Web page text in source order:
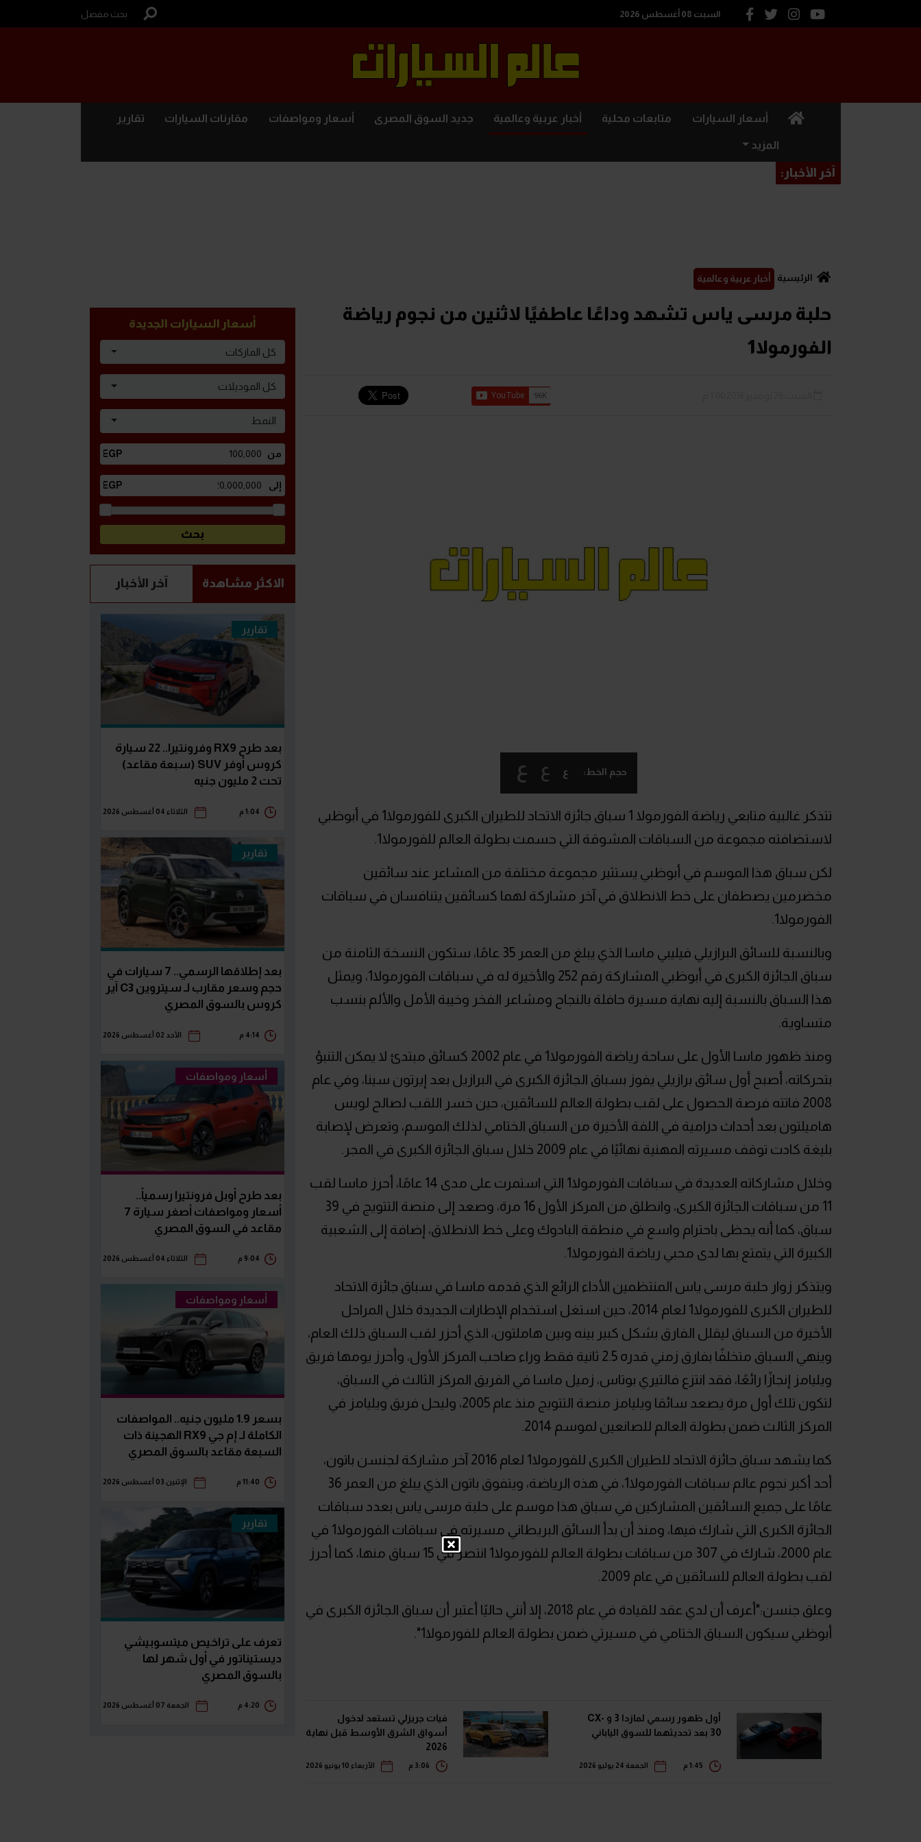
السبت 08 أغسطس 2026 بحث مفصل
(current) أسعار السيارات متابعات محلية أخبار عربية وعالمية جديد السوق المصرى أسعار ومواصفات مقارنات السيارات تقارير
المزيد
آخر الأخبار:
الرئيسية أخبار عربية وعالمية
حلبة مرسى ياس تشهد وداعًا عاطفيًا لاثنين من نجوم رياضة
الفورمولا1
حجم الخط: ع ع ع
تتذكر غالبية متابعي رياضة الفورمولا 1 سباق جائزة الاتحاد للطيران الكبرى للفورمولا1 في أبوظبي
لاستضافته مجموعة من السباقات المشوقة التي حسمت بطولة العالم للفورمولا1.
لكن سباق هذا الموسم في أبوظبي يستثير مجموعة مختلفة من المشاعر عند سائقين
مخضرمين يصطفان على خط الانطلاق في آخر مشاركة لهما كسائقين يتنافسان في سباقات
الفورمولا1.
وبالنسبة للسائق البرازيلي فيليبي ماسا الذي يبلغ من العمر 35 عامًا، ستكون النسخة الثامنة من
سباق الجائزة الكبرى في أبوظبي المشاركة رقم 252 والأخيرة له في سباقات الفورمولا1، ويمثل
هذا السباق بالنسبة إليه نهاية مسيرة حافلة بالنجاح ومشاعر الفخر وخيبة الأمل والألم بنسب
متساوية.
ومنذ ظهور ماسا الأول على ساحة رياضة الفورمولا1 في عام 2002 كسائق مبتدئ لا يمكن التنبؤ
بتحركاته، أصبح أول سائق برازيلي يفوز بسباق الجائزة الكبرى في البرازيل بعد إيرتون سينا، وفي عام
2008 فاتته فرصة الحصول على لقب بطولة العالم للسائقين، حين خسر اللقب لصالح لويس
هاميلتون بعد أحداث درامية في اللفة الأخيرة من السباق الختامي لذلك الموسم، وتعرض لإصابة
بليغة كادت توقف مسيرته المهنية نهائيًا في عام 2009 خلال سباق الجائزة الكبرى في المجر.
وخلال مشاركاته العديدة في سباقات الفورمولا1 التي استمرت على مدى 14 عامًا، أحرز ماسا لقب
11 من سباقات الجائزة الكبرى، وانطلق من المركز الأول 16 مرة، وصعد إلى منصة التتويج في 39
سباق، كما أنه يحظى باحترام واسع في منطقة البادوك وعلى خط الانطلاق، إضافة إلى الشعبية
الكبيرة التي يتمتع بها لدى محبي رياضة الفورمولا1.
ويتذكر زوار حلبة مرسى ياس المنتظمين الأداء الرائع الذي قدمه ماسا في سباق جائزة الاتحاد
للطيران الكبرى للفورمولا1 لعام 2014، حين استغل استخدام الإطارات الجديدة خلال المراحل
الأخيرة من السباق ليقلل الفارق بشكل كبير بينه وبين هاملتون، الذي أحزر لقب السباق ذلك العام،
وينهي السباق متخلفًا بفارق زمني قدره 2.5 ثانية فقط وراء صاحب المركز الأول، وأحرز يومها فريق
ويليامز إنجازًا رائعًا، فقد انتزع فالتيري بوتاس، زميل ماسا في الفريق المركز الثالث في السباق،
لتكون تلك أول مرة يصعد سائقا ويليامز منصة التتويج منذ عام 2005، وليحل فريق ويليامز في
المركز الثالث ضمن بطولة العالم للصانعين لموسم 2014.
كما يشهد سباق جائزة الاتحاد للطيران الكبرى للفورمولا1 لعام 2016 آخر مشاركة لجنسن باتون،
أحد أكبر نجوم عالم سباقات الفورمولا1، في هذه الرياضة، ويتفوق باتون الذي يبلغ من العمر 36
عامًا على جميع السائقين المشاركين في سباق هذا موسم على حلبة مرسى ياس بعدد سباقات
الجائزة الكبرى التي شارك فيها، ومنذ أن بدأ السائق البريطاني مسيرته في سباقات الفورمولا1 في
عام 2000، شارك في 307 من سباقات بطولة العالم للفورمولا1 انتصر في 15 سباق منها، كما أحرز
لقب بطولة العالم للسائقين في عام 2009.
وعلق جنسن:"أعرف أن لدي عقد للقيادة في عام 2018، إلا أنني حاليًا أعتبر أن سباق الجائزة الكبرى في
أبوظبي سيكون السباق الختامي في مسيرتي ضمن بطولة العالم للفورمولا1".
أول ظهور رسمي لمازدا 3 و CX-
30 بعد تحديثهما للسوق الياباني
الجمعة 24 يوليو 2026
فيات جريزلي تستعد لدخول
أسواق الشرق الأوسط قبل نهاية
2026
الأربعاء 10 يونيو 2026
أسعار السيارات الجديدة
كل الماركات
كل الموديلات
النمط
الاكثر مشاهدة آخر الأخبار
تقارير
بعد طرح RX9 وفرونتيرا.. 22 سيارة
كروس أوفر SUV (سبعة مقاعد)
تحت 2 مليون جنيه
1:04 م الثلاثاء 04 أغسطس 2026
تقارير
بعد إطلاقها الرسمي.. 7 سيارات في
حجم وسعر مقارب لـ سيتروين C3 آير
كروس بالسوق المصري
4:14 م الأحد 02 أغسطس 2026
أسعار ومواصفات
بعد طرح أوبل فرونتيرا رسمياً..
أسعار ومواصفات أصغر سيارة 7
مقاعد في السوق المصري
9:04 م الثلاثاء 04 أغسطس 2026
أسعار ومواصفات
بسعر 1.9 مليون جنيه.. المواصفات
الكاملة لـ إم جي RX9 الهجينة ذات
السبعة مقاعد بالسوق المصري
11:40 م الإثنين 03 أغسطس 2026
تقارير
تعرف على تراخيص ميتسوبيشي
ديستيناتور في أول شهر لها
بالسوق المصري
4:20 م الجمعة 07 أغسطس 2026